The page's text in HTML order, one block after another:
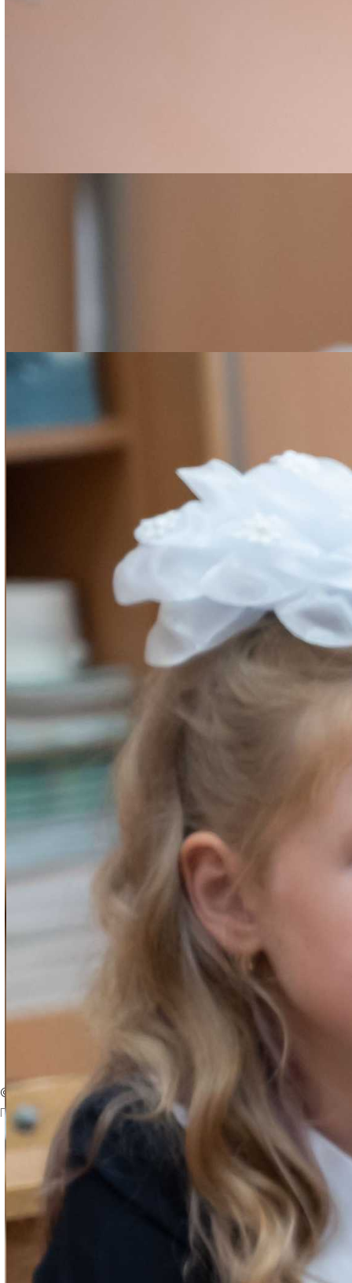
? Вернуться на главную страницу
© Интернет-издание Магнезитовец
Газета основана 16 марта 1930 года
Главная
Контакты
Афиша
Архив выпусков
+7 (35161) 9-48-99
news@magnezit.com
afilippova@magnezit.com